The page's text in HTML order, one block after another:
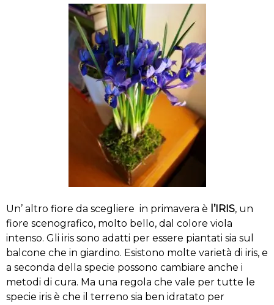
Un’ altro fiore da scegliere in primavera è l’IRIS, un
fiore scenografico, molto bello, dal colore viola
intenso. Gli iris sono adatti per essere piantati sia sul
balcone che in giardino. Esistono molte varietà di iris, e
a seconda della specie possono cambiare anche i
metodi di cura. Ma una regola che vale per tutte le
specie iris è che il terreno sia ben idratato per